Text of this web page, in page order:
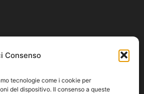
Consenso
tecnologie come i cookie per
del dispositivo. Il consenso a queste